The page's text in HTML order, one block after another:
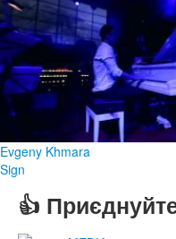
Evgeny Khmara
Sign
👍